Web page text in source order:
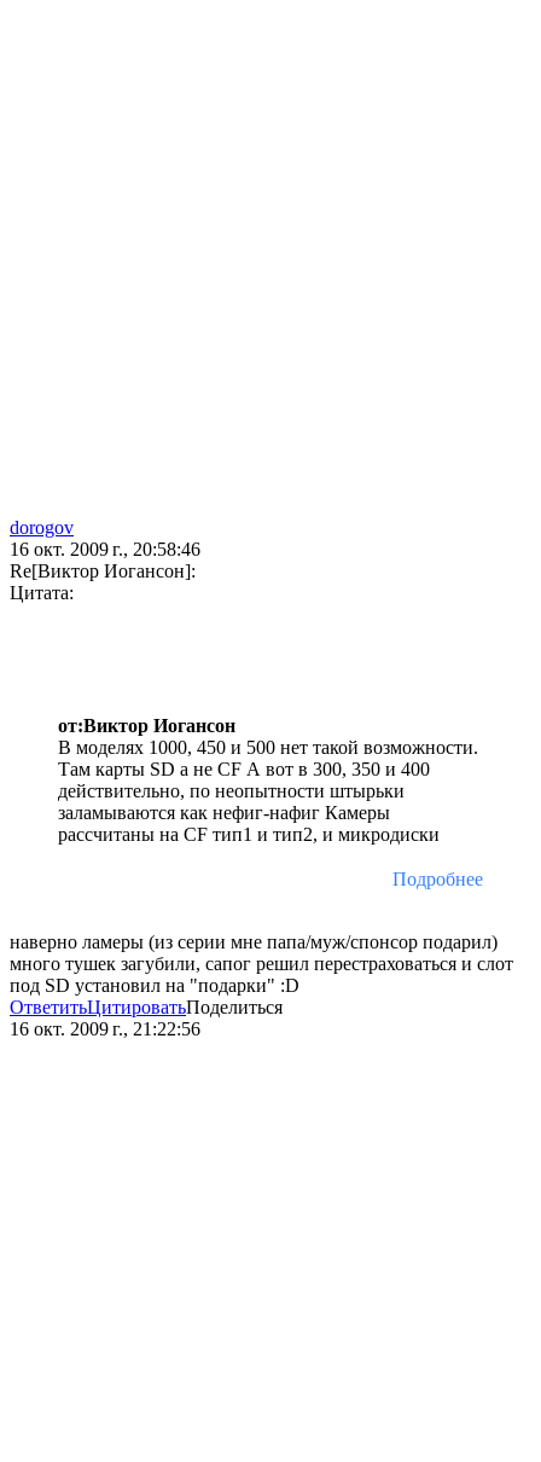
dorogov
16 окт. 2009 г., 20:58:46
Re[Виктор Иогансон]:
Цитата:
от:Виктор Иогансон
В моделях 1000, 450 и 500 нет такой возможности.
Там карты SD а не CF А вот в 300, 350 и 400
действительно, по неопытности штырьки
заламываются как нефиг-нафиг Камеры
рассчитаны на CF тип1 и тип2, и микродиски
Подробнее
наверно ламеры (из серии мне папа/муж/спонсор подарил)
много тушек загубили, сапог решил перестраховаться и слот
под SD установил на "подарки" :D
ОтветитьЦитироватьПоделиться
16 окт. 2009 г., 21:22:56